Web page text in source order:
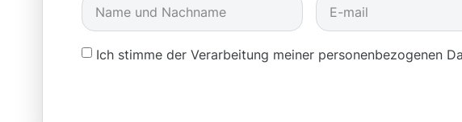
Ich stimme der Verarbeitung meiner personenbezogenen